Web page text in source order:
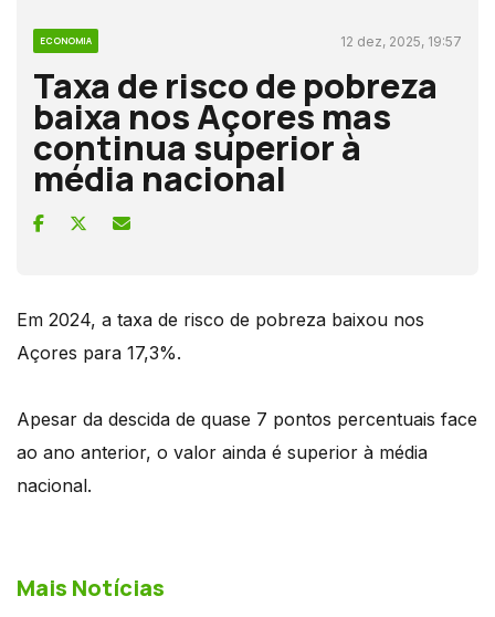
ECONOMIA 12 dez, 2025, 19:57
Taxa de risco de pobreza
baixa nos Açores mas
continua superior à
média nacional
Em 2024, a taxa de risco de pobreza baixou nos
Açores para 17,3%.
Apesar da descida de quase 7 pontos percentuais face
ao ano anterior, o valor ainda é superior à média
nacional.
Mais Notícias